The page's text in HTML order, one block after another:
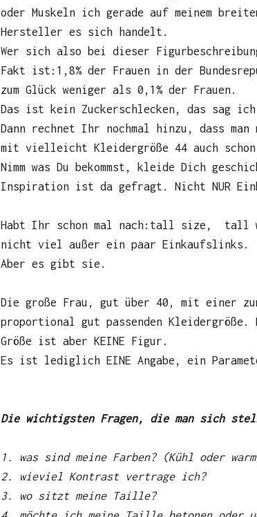
oder Muskeln ich gerade auf meinem
Hersteller es sich handelt.
Wer sich also bei dieser
Fakt ist:1,8% der Frauen in der
zum Glück weniger als 0,1% der Frauen.
Das ist kein Zuckerschlecken, das sag
Dann rechnet Ihr nochmal hinzu, dass
mit vielleicht Kleidergröße 44 auch schon
Nimm was Du bekommst, kleide Dich
Inspiration ist da gefragt. Nicht NUR
Habt Ihr schon mal nach:tall size, tall
nicht viel außer ein paar Einkaufslinks.
Aber es gibt sie.
Die große Frau, gut über 40, mit einer
proportional gut passenden
Größe ist aber KEINE Figur.
Es ist lediglich EINE Angabe, ein
Die wichtigsten Fragen, die man sich
1. was sind meine Farben? (Kühl oder
2. wieviel Kontrast vertrage ich?
3. wo sitzt meine Taille?